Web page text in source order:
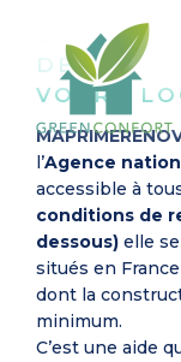
L’ÉTAT
DE
VOTRE
l’Agence
accessible à
conditions de
dessous) elle
situés en
dont la
minimum.
C’est une aide